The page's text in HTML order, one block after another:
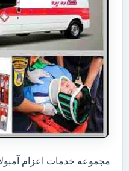
مجموعه خدمات اعزام